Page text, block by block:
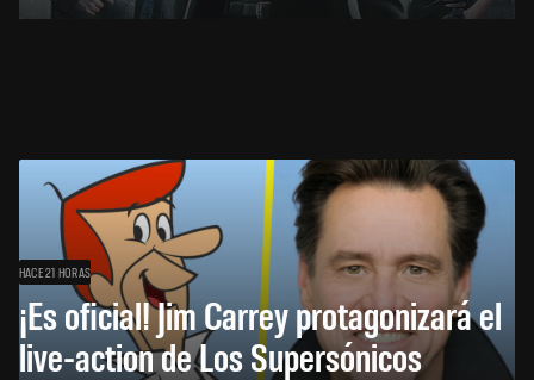
HACE 21 HORAS
¡Es oficial! Jim Carrey protagonizará el
live-action de Los Supersónicos